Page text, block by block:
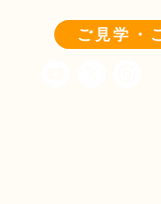
ご見学・